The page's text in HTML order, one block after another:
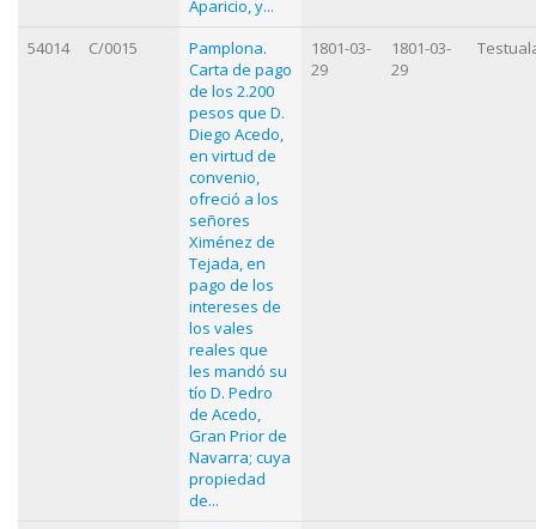
Aparicio, y...
54014 C/0015
Pamplona.
Carta de pago
de los 2.200
pesos que D.
Diego Acedo,
en virtud de
convenio,
ofreció a los
señores
Ximénez de
Tejada, en
pago de los
intereses de
los vales
reales que
les mandó su
tío D. Pedro
de Acedo,
Gran Prior de
Navarra; cuya
propiedad
de...
1801-03-
29
1801-03-
29